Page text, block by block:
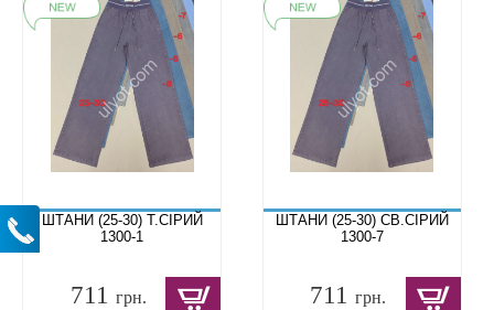
ШТАНИ (25-30) Т.СІРИЙ
1300-1
711 грн.
ШТАНИ (25-30) СВ.СІРИЙ
1300-7
711грн.